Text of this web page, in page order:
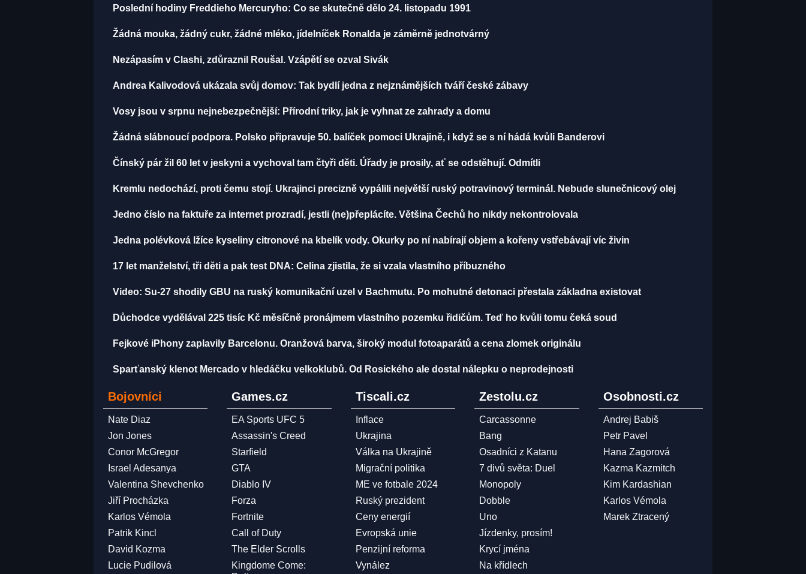
Poslední hodiny Freddieho Mercuryho: Co se skutečně dělo 24. listopadu 1991
Žádná mouka, žádný cukr, žádné mléko, jídelníček Ronalda je záměrně jednotvárný
Nezápasím v Clashi, zdůraznil Roušal. Vzápětí se ozval Sivák
Andrea Kalivodová ukázala svůj domov: Tak bydlí jedna z nejznámějších tváří české zábavy
Vosy jsou v srpnu nejnebezpečnější: Přírodní triky, jak je vyhnat ze zahrady a domu
Žádná slábnoucí podpora. Polsko připravuje 50. balíček pomoci Ukrajině, i když se s ní hádá kvůli Banderovi
Čínský pár žil 60 let v jeskyni a vychoval tam čtyři děti. Úřady je prosily, ať se odstěhují. Odmítli
Kremlu nedochází, proti čemu stojí. Ukrajinci precizně vypálili největší ruský potravinový terminál. Nebude slunečnicový olej
Jedno číslo na faktuře za internet prozradí, jestli (ne)přeplácíte. Většina Čechů ho nikdy nekontrolovala
Jedna polévková lžíce kyseliny citronové na kbelík vody. Okurky po ní nabírají objem a kořeny vstřebávají víc živin
17 let manželství, tři děti a pak test DNA: Celina zjistila, že si vzala vlastního příbuzného
Video: Su-27 shodily GBU na ruský komunikační uzel v Bachmutu. Po mohutné detonaci přestala základna existovat
Důchodce vydělával 225 tisíc Kč měsíčně pronájmem vlastního pozemku řidičům. Teď ho kvůli tomu čeká soud
Fejkové iPhony zaplavily Barcelonu. Oranžová barva, široký modul fotoaparátů a cena zlomek originálu
Sparťanský klenot Mercado v hledáčku velkoklubů. Od Rosického ale dostal nálepku o neprodejnosti
Bojovníci
Nate Diaz
Jon Jones
Conor McGregor
Israel Adesanya
Valentina Shevchenko
Jiří Procházka
Karlos Vémola
Patrik Kincl
David Kozma
Lucie Pudilová
Games.cz
EA Sports UFC 5
Assassin's Creed
Starfield
GTA
Diablo IV
Forza
Fortnite
Call of Duty
The Elder Scrolls
Kingdome Come:
Tiscali.cz
Inflace
Ukrajina
Válka na Ukrajině
Migrační politika
ME ve fotbale 2024
Ruský prezident
Ceny energií
Evropská unie
Penzijní reforma
Vynález
Zestolu.cz
Carcassonne
Bang
Osadníci z Katanu
7 divů světa: Duel
Monopoly
Dobble
Uno
Jízdenky, prosím!
Krycí jména
Na křídlech
Osobnosti.cz
Andrej Babiš
Petr Pavel
Hana Zagorová
Kazma Kazmitch
Kim Kardashian
Karlos Vémola
Marek Ztracený